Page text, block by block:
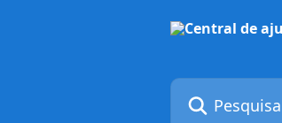
Pesquisar